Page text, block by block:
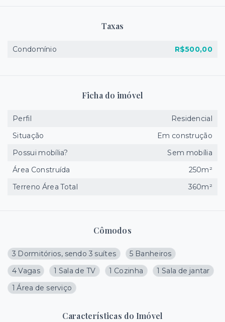
Cômodos
3 Dormitórios, sendo 3 suítes
5 Banheiros
4 Vagas
1 Sala de TV 1 Cozinha
1 Sala de jantar
1 Área de serviço
Características do Imóvel
Taxas
Condomínio R$500,00
Ficha do imóvel
Perfil
Residencial
Situação
Em construção
Possui mobília?
Sem mobília
Área Construída
250m²
Terreno Área Total
360m²